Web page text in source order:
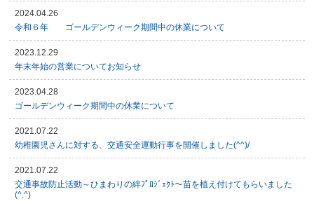
2024.04.26
令和６年 ゴールデンウィーク期間中の休業について
2023.12.29
年末年始の営業についてお知らせ
2023.04.28
ゴールデンウィーク期間中の休業について
2021.07.22
幼稚園児さんに対する、交通安全運動行事を開催しました(^^)/
2021.07.22
交通事故防止活動～ひまわりの絆ﾌﾟﾛｼﾞｪｸﾄ～苗を植え付けてもらいました
(^.^)